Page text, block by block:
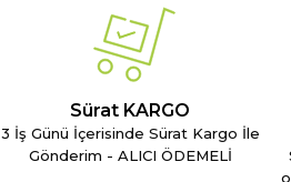
Sürat KARGO
3 İş Günü İçerisinde Sürat Kargo İle
Gönderim - ALICI ÖDEMELİ